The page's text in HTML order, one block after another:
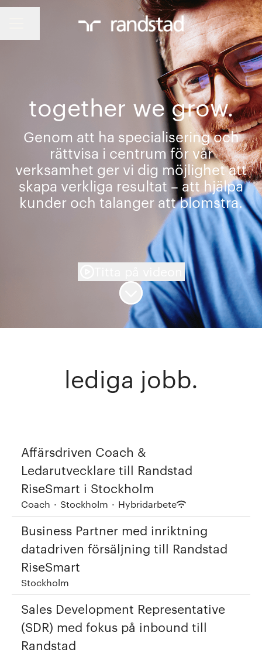
together we grow.
Genom att ha specialisering och
rättvisa i centrum för vår
verksamhet ger vi dig möjlighet att
skapa verkliga resultat – att hjälpa
kunder och talanger att blomstra.
Skrolla för mer innehåll
lediga jobb.
Affärsdriven Coach &
Ledarutvecklare till Randstad
RiseSmart i Stockholm
Coach · Stockholm · Hybridarbete
Business Partner med inriktning
datadriven försäljning till Randstad
RiseSmart
Stockholm
Sales Development Representative
(SDR) med fokus på inbound till
Randstad